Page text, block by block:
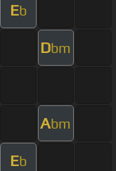
Eb
Dbm
Abm
Eb